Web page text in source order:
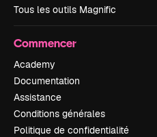
Tous les outils Magnific
Commencer
Academy
Documentation
Assistance
Conditions générales
Politique de confidentialité